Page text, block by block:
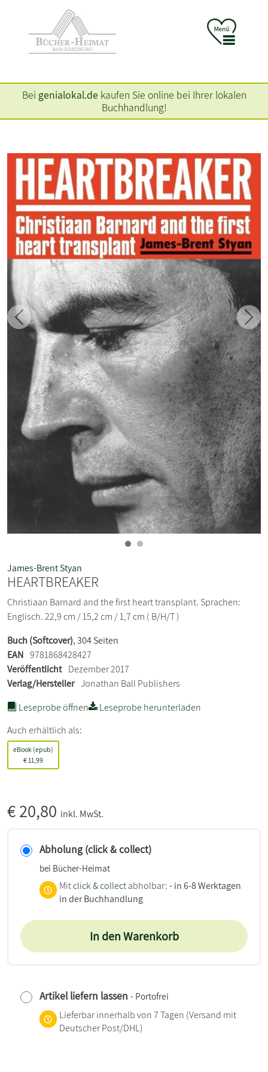
Bei genialokal.de kaufen Sie online bei Ihrer lokalen
Buchhandlung!
Zurück
James-Brent Styan
HEARTBREAKER
Christiaan Barnard and the first heart transplant. Sprachen:
Englisch. 22,9 cm / 15,2 cm / 1,7 cm ( B/H/T )
Buch (Softcover), 304 Seiten
EAN 9781868428427
Veröffentlicht Dezember 2017
Verlag/Hersteller Jonathan Ball Publishers
Leseprobe öffnen
Leseprobe herunterladen
Auch erhältlich als:
eBook (epub)
€11,99
€20,80 inkl. MwSt.
Abholung (click & collect)
bei Bücher-Heimat
Mitclick & collect abholbar:- in 6-8 Werktagen
in der Buchhandlung
In den Warenkorb
Artikel liefern lassen - Portofrei
Lieferbar innerhalb von 7 Tagen (Versand mit
Deutscher Post/DHL)